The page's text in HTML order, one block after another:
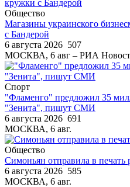
Общество
Магазины украинского
с Бандерой
6 августа 2026 507
МОСКВА, 6 авг – РИА
Спорт
"Фламенго" предложил 35
"Зенита", пишут СМИ
6 августа 2026 691
МОСКВА, 6 авг.
Общество
Симоньян отправила в печать
6 августа 2026 585
МОСКВА, 6 авг.